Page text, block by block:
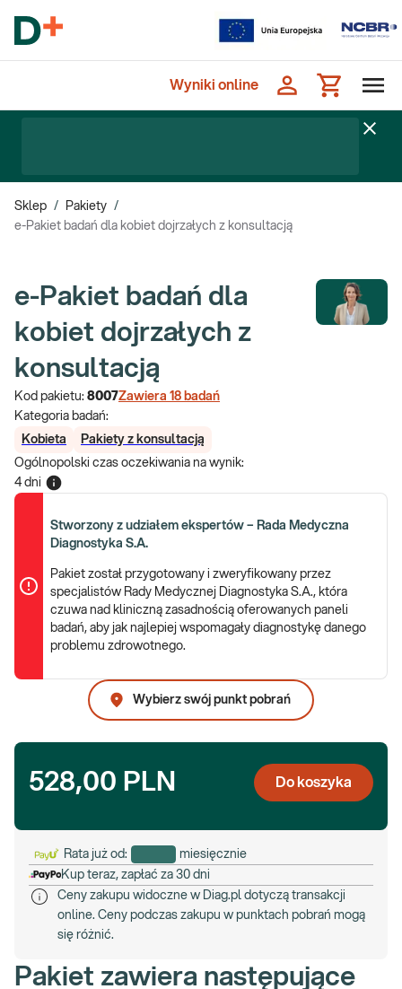
Wyniki online
Sklep / Pakiety /
e-Pakiet badań dla kobiet dojrzałych z konsultacją
e-Pakiet badań dla
kobiet dojrzałych z
konsultacją
Kod pakietu: 8007Zawiera 18 badań
Kategoria badań:
Kobieta
Pakiety z konsultacją
Ogólnopolski czas oczekiwania na wynik:
4 dni
Stworzony z udziałem ekspertów – Rada Medyczna
Diagnostyka S.A.
Pakiet został przygotowany i zweryfikowany przez
specjalistów Rady Medycznej Diagnostyka S.A., która
czuwa nad kliniczną zasadnością oferowanych paneli
badań, aby jak najlepiej wspomagały diagnostykę danego
problemu zdrowotnego.
Wybierz swój punkt pobrań
528,00 PLN Do koszyka
Rata już od:
miesięcznie
Kup teraz, zapłać za 30 dni
Ceny zakupu widoczne w Diag.pl dotyczą transakcji
online. Ceny podczas zakupu w punktach pobrań mogą
się różnić.
Pakiet zawiera następujące